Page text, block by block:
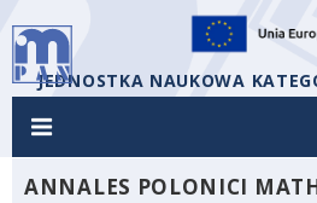
JEDNOSTKA NAUKOWA
ANNALES POLONICI